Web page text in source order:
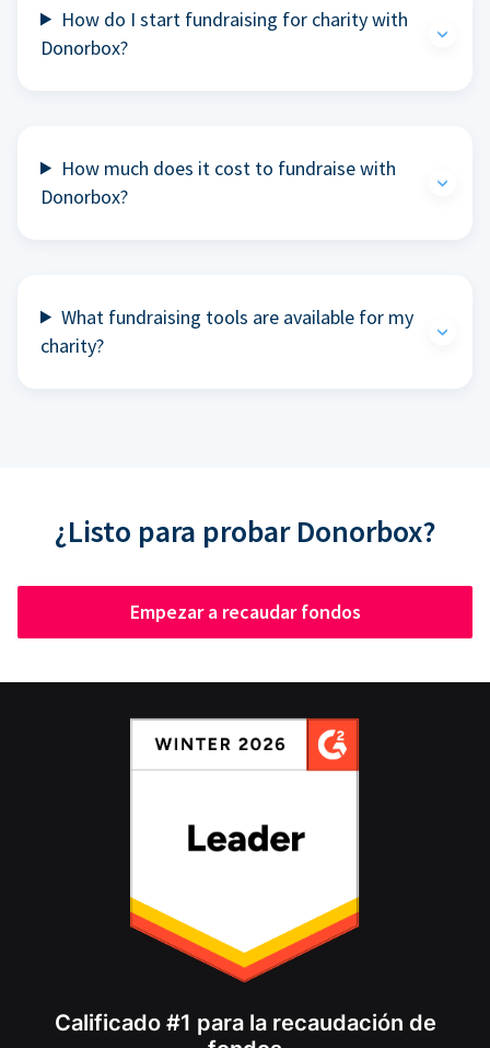
How do I start fundraising for charity with
Donorbox?
How much does it cost to fundraise with
Donorbox?
What fundraising tools are available for my
charity?
¿Listo para probar Donorbox?
Empezar a recaudar fondos
Calificado #1 para la recaudación de